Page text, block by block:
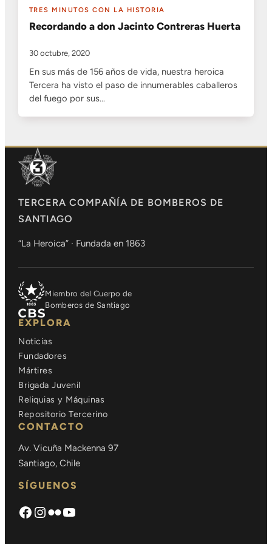
TRES MINUTOS CON LA HISTORIA
Recordando a don Jacinto Contreras Huerta
30 octubre, 2020
En sus más de 156 años de vida, nuestra heroica
Tercera ha visto el paso de innumerables caballeros
del fuego por sus…
TERCERA COMPAÑÍA DE BOMBEROS DE
SANTIAGO
“La Heroica” · Fundada en 1863
Miembro del Cuerpo de
Bomberos de Santiago
EXPLORA
Noticias
Fundadores
Mártires
Brigada Juvenil
Reliquias y Máquinas
Repositorio Tercerino
CONTACTO
Av. Vicuña Mackenna 97
Santiago, Chile
SÍGUENOS
Facebook
Instagram
Flickrhttps://www.youtube.com/